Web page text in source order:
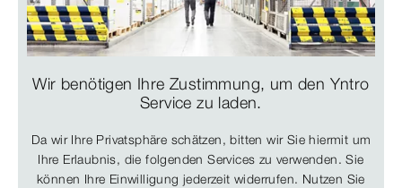
Wir benötigen Ihre Zustimmung, um den Yntro
Service zu laden.
Da wir Ihre Privatsphäre schätzen, bitten wir Sie hiermit um
Ihre Erlaubnis, die folgenden Services zu verwenden. Sie
können Ihre Einwilligung jederzeit widerrufen. Nutzen Sie